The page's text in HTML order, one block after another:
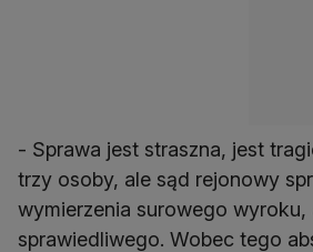
- Sprawa jest straszna, jest
trzy osoby, ale sąd rejonowy
wymierzenia surowego wyroku,
sprawiedliwego. Wobec tego